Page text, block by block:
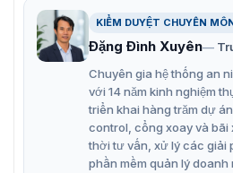
khả năng tích hợp linh hoạt, đáp
triển khai khác nhau.
3. Công nghệ xác thực tiên tiến
Thiết bị hỗ trợ nhận diện khuôn
mã PIN, đảm bảo khả năng bảo
nhiều môi trường sử dụng.
4. Kết nối không dây tiện lợi
KIỂM DUYỆT CHUYÊN
Đặng Đình Xuyên
Chuyên gia hệ thống an
với 14 năm kinh nghiệm
triển khai hàng trăm dự
control, cổng xoay và bãi
thời tư vấn, xử lý các giải
phần mềm quản lý doanh